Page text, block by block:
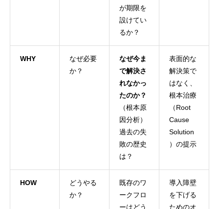
が期限を
設けてい
るか？
WHY
なぜ必要
か？
なぜ今ま
で解決さ
れなかっ
たのか？
（根本原
因分析）
過去の失
敗の歴史
は？
表面的な
解決策で
はなく、
根本治療
（Root
Cause
Solution
）の提示
HOW
どうやる
か？
既存のワ
ークフロ
ーはどう
導入障壁
を下げる
ためのオ